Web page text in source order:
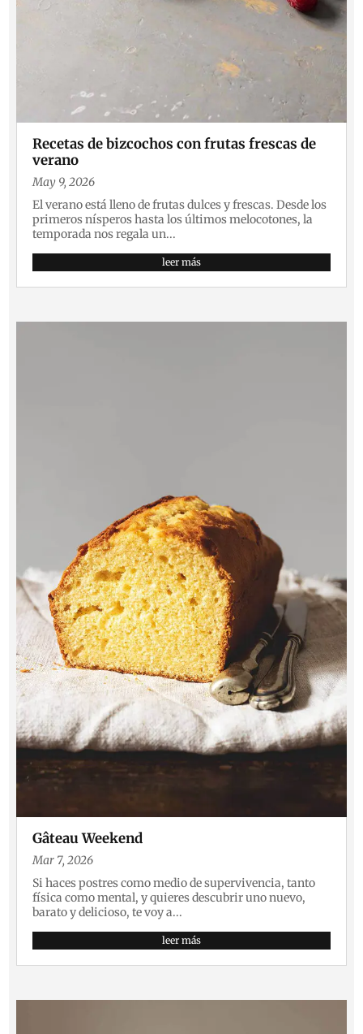
Recetas de bizcochos con frutas frescas de
verano
May 9, 2026
El verano está lleno de frutas dulces y frescas. Desde los
primeros nísperos hasta los últimos melocotones, la
temporada nos regala un...
leer más
Gâteau Weekend
Mar 7, 2026
Si haces postres como medio de supervivencia, tanto
física como mental, y quieres descubrir uno nuevo,
barato y delicioso, te voy a...
leer más